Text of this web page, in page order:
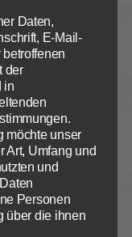
und istnicht
die Sünde
ihrer
retten
die in seinem
Gebote
Gott war
jeder, der ihn
halten kann (5
wird den
seines
Cookies:
Daten,
E-Mail-
der
in
möchte unser
Art, Umfang und
und
Personen
über die ihnen